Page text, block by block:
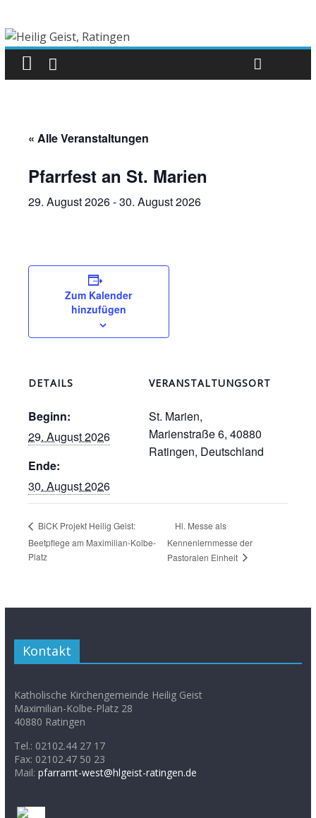
« Alle Veranstaltungen
Pfarrfest an St. Marien
29. August 2026-30. August 2026
Zum Kalender
hinzufügen
DETAILS
Beginn:
29. August 2026
Ende:
30. August 2026
VERANSTALTUNGSORT
St. Marien,
Marienstraße 6, 40880
Ratingen, Deutschland
BiCK Projekt Heilig Geist:
Beetpflege am Maximilian-Kolbe-
Platz
Hl. Messe als
Kennenlernmesse der
Pastoralen Einheit
Kontakt
Katholische Kirchengemeinde Heilig Geist
Maximilian-Kolbe-Platz 28
40880 Ratingen
Tel.: 02102.44 27 17
Fax: 02102.47 50 23
Mail: pfarramt-west@hlgeist-ratingen.de